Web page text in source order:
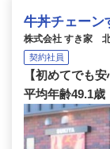
牛丼チェーン
株式会社 すき家
契約社員
【初めてでも
平均年齢49.1歳